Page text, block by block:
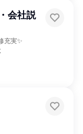
会社説
充実✨